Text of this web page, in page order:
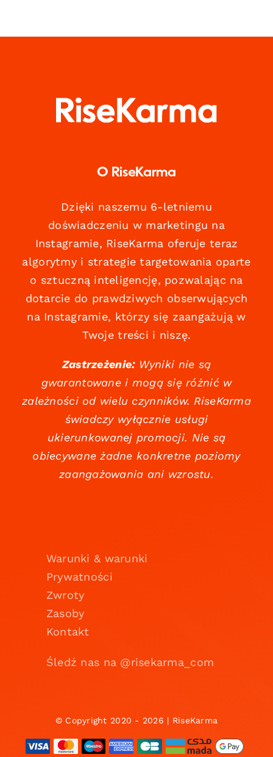
O RiseKarma
Dzięki naszemu 6-letniemu
doświadczeniu w marketingu na
Instagramie, RiseKarma oferuje teraz
algorytmy i strategie targetowania oparte
o sztuczną inteligencję, pozwalając na
dotarcie do prawdziwych obserwujących
na Instagramie, którzy się zaangażują w
Twoje treści i niszę.
Zastrzeżenie:Wyniki nie są
gwarantowane i mogą się różnić w
zależności od wielu czynników. RiseKarma
świadczy wyłącznie usługi
ukierunkowanej promocji. Nie są
obiecywane żadne konkretne poziomy
zaangażowania ani wzrostu.
Warunki & warunki
Prywatności
Zwroty
Zasoby
Kontakt
Śledź nas na @risekarma_com
© Copyright 2020 - 2026 | RiseKarma